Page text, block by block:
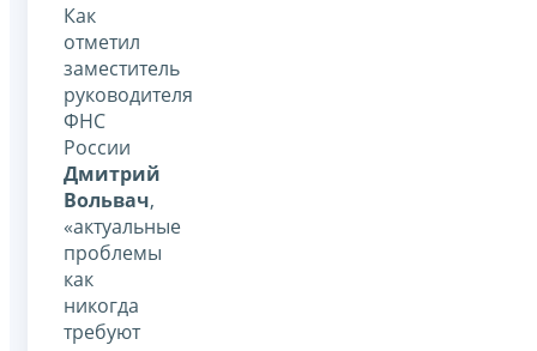
Как
отметил
заместитель
руководителя
ФНС
России
Дмитрий
Вольвач,
«актуальные
проблемы
как
никогда
требуют